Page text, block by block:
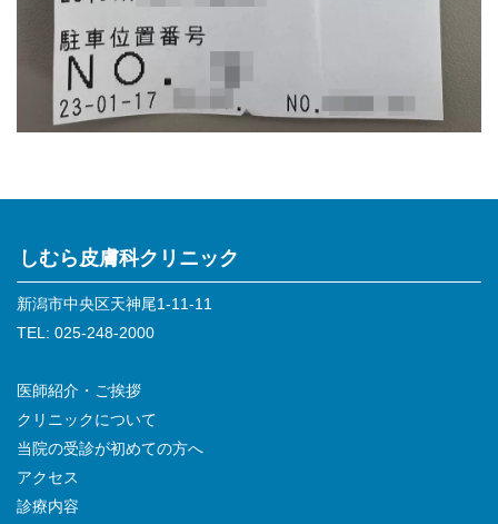
しむら皮膚科クリニック
新潟市中央区天神尾1-11-11
TEL: 025-248-2000
医師紹介・ご挨拶
クリニックについて
当院の受診が初めての方へ
アクセス
診療内容